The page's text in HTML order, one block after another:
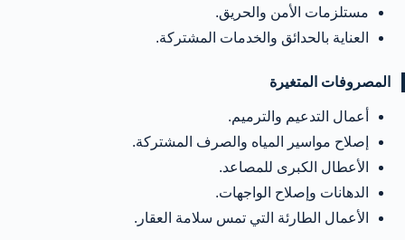
مستلزمات الأمن والحريق.
العناية بالحدائق والخدمات المشتركة.
المصروفات المتغيرة
أعمال التدعيم والترميم.
إصلاح مواسير المياه والصرف المشتركة.
الأعطال الكبرى للمصاعد.
الدهانات وإصلاح الواجهات.
الأعمال الطارئة التي تمس سلامة العقار.